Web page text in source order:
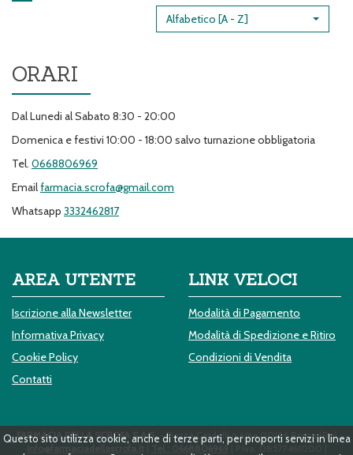
Questo sito utilizza cookie, anche di terze parti, per proporti servizi in linea
Alfabetico [A - Z]
ORARI
Dal Lunedi al Sabato 8:30 - 20:00
Domenica e festivi 10:00 - 18:00 salvo turnazione obbligatoria
Tel. 0668806969
Emailfarmacia.scrofa@gmail.com
Whatsapp 3332462817
AREA UTENTE
Iscrizione alla Newsletter
Informativa Privacy
Cookie Policy
Contatti
LINK VELOCI
Modalità di Pagamento
Modalità di Spedizione e Ritiro
Condizioni di Vendita
FARMACIA DELLA SCROFA S.A.S.- Piazza Cardelli n.6/6a 00186 Roma (Ro)
info@farmaciadellascrofa.it| Tel.: 0668806969| P.Iva: 08577461000 |